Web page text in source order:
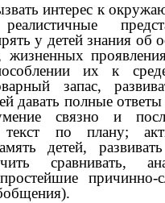
интерес к
у детей знания об
жизненных
их к
запас,
давать полные
связно и
текст по плану;
детей, развивать
сравнивать,
причинно-